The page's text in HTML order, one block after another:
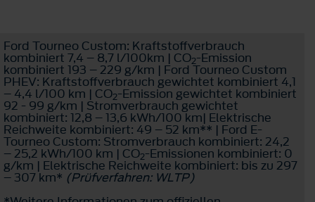
Ford Tourneo Custom: Kraftstoffverbrauch
kombiniert 7,4 – 8,7 l/100km | CO2-Emission
kombiniert 193 – 229 g/km | Ford Tourneo Custom
PHEV: Kraftstoffverbrauch gewichtet kombiniert 4,1
– 4,4 l/100 km | CO2-Emission gewichtet kombiniert
92 - 99 g/km | Stromverbrauch gewichtet
kombiniert: 12,8 – 13,6 kWh/100 km| Elektrische
Reichweite kombiniert: 49 – 52 km** | Ford E-
Tourneo Custom: Stromverbrauch kombiniert: 24,2
– 25,2 kWh/100 km | CO2-Emissionen kombiniert: 0
g/km | Elektrische Reichweite kombiniert: bis zu 297
– 307 km* (Prüfverfahren: WLTP)